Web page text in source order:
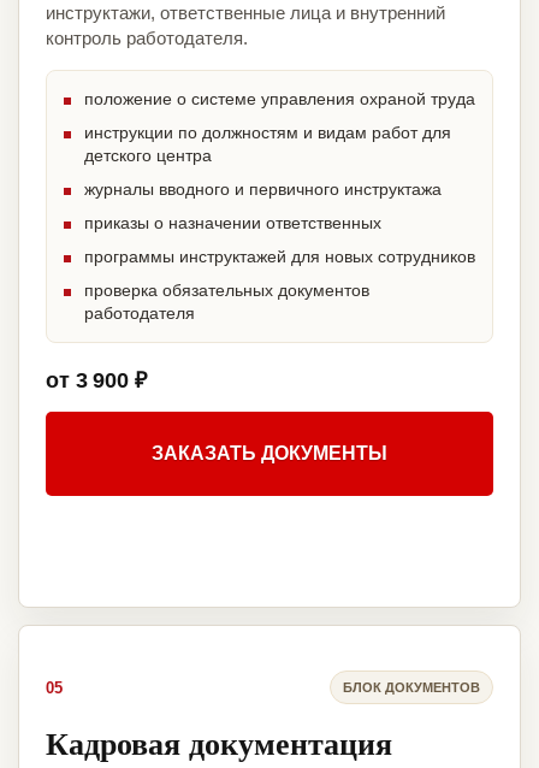
инструктажи, ответственные лица и внутренний
контроль работодателя.
положение о системе управления охраной труда
инструкции по должностям и видам работ для
детского центра
журналы вводного и первичного инструктажа
приказы о назначении ответственных
программы инструктажей для новых сотрудников
проверка обязательных документов
работодателя
от 3 900 ₽
ЗАКАЗАТЬ ДОКУМЕНТЫ
05 БЛОК ДОКУМЕНТОВ
Кадровая документация